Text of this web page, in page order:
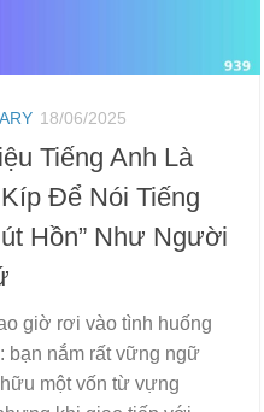
18/06/2025
Tiếng Anh Là
Để Nói Tiếng
Hồn” Như Người
giờ rơi vào tình huống
bạn nắm rất vững ngữ
một vốn từ vựng